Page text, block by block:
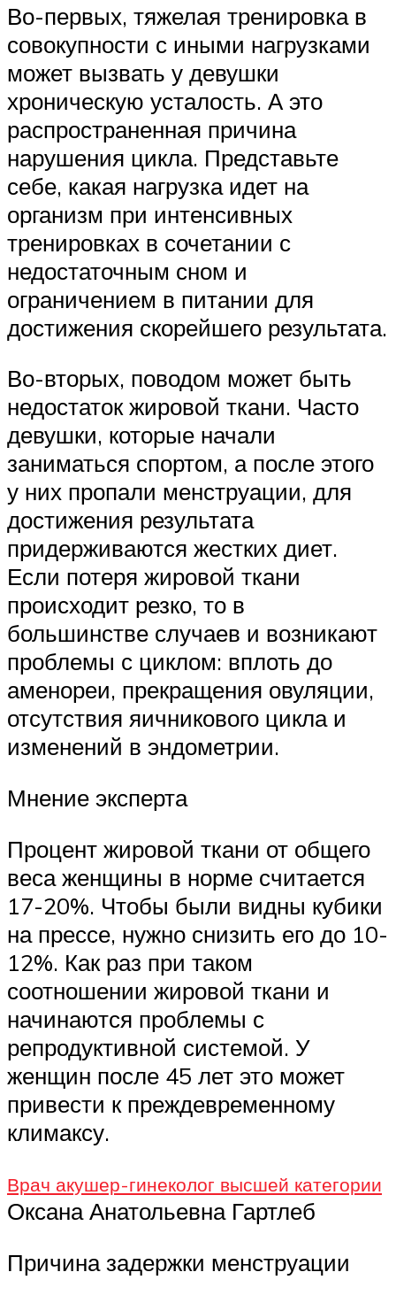
Во-первых, тяжелая тренировка в
совокупности с иными нагрузками
может вызвать у девушки
хроническую усталость. А это
распространенная причина
нарушения цикла. Представьте
себе, какая нагрузка идет на
организм при интенсивных
тренировках в сочетании с
недостаточным сном и
ограничением в питании для
достижения скорейшего результата.
Во-вторых, поводом может быть
недостаток жировой ткани. Часто
девушки, которые начали
заниматься спортом, а после этого
у них пропали менструации, для
достижения результата
придерживаются жестких диет.
Если потеря жировой ткани
происходит резко, то в
большинстве случаев и возникают
проблемы с циклом: вплоть до
аменореи, прекращения овуляции,
отсутствия яичникового цикла и
изменений в эндометрии.
Мнение эксперта
Процент жировой ткани от общего
веса женщины в норме считается
17-20%. Чтобы были видны кубики
на прессе, нужно снизить его до 10-
12%. Как раз при таком
соотношении жировой ткани и
начинаются проблемы с
репродуктивной системой. У
женщин после 45 лет это может
привести к преждевременному
климаксу.
Врач акушер-гинеколог высшей категории
Оксана Анатольевна Гартлеб
Причина задержки менструации